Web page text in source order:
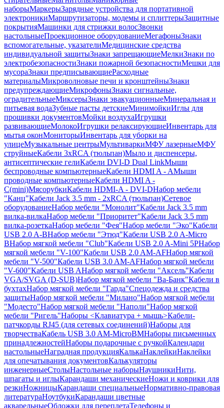
наборыМаркерыЗарядные устройства для портативной
электроникиМаршрутизаторы, модемы и сплиттерыЗащитные
покрытияМашинки для стрижки волосЗвонки
настольныеПроекционное оборудованиеМегафоныЗнаки
вспомогательные, указателиМедицинские средства
индивидуальной защитыЗнаки запрещающиеМелкиЗнаки по
электробезопасностиЗнаки пожарной безопасностиМешки для
мусораЗнаки предписывающиеРасходные
материалыМикроволновые печи и кронштейныЗнаки
предупреждающиеМикрофоныЗнаки сигнальные,
оградительныеМиксерыЗнаки эвакуационныеМинеральная и
питьевая водаЗубные пасты детскиеМинимойкиИглы для
прошивки документовМойки воздухаИгрушки
развивающиеМолокоИгрушки релаксирующиеИнвентарь для
мытья оконМониторыИнвентарь для уборки на
улицеМузыкальные центрыМультиваркиМФУ лазерныеМФУ
струйныеКабели 3xRCA (тюльпан)Мыло и диспенсеры,
антисептические гелиКабели DVI-D Dual LinkМыши
беспроводные компьютерныеКабели HDMI A - AМыши
проводные компьютерныеКабели HDMI A -
C(mini)МясорубкиКабели HDMI-A - DVI-DНабор мебели
"Канц"Кабели Jack 3.5 mm - 2xRCA (тюльпан)Сетевое
оборудованиеНабор мебели "Монолит"Кабели Jack 3.5 mm
вилка-вилкаНабор мебели "Приоритет"Кабели Jack 3.5 mm
вилка-розеткаНабор мебели "Фея"Набор мебели "Эко"Кабели
USB 2.0 A-BНабор мебели "Этюд"Кабели USB 2.0 A-Micro
BНабор мягкой мебели "Club"Кабели USB 2.0 A-Mini 5PНабор
мягкой мебели "V-100"Кабели USB 2.0 AM-AFНабор мягкой
мебели "V-500"Кабели USB 3.0 AM-AFНабор мягкой мебели
"V-600"Кабели USB AНабор мягкой мебели "Аксель"Кабели
VGA/SVGA (D-SUB)Набор мягкой мебели "Ва-Банк"Кабели в
бухтахНабор мягкой мебели "Гарда"Спецодежда и средства
защитыНабор мягкой мебели "Милано"Набор мягкой мебели
"Модесто"Набор мягкой мебели "Наполи"Набор мягкой
мебели "Ригель"Наборы <Клавиатура + мышь>Кабели-
патчкорды RJ45 (для сетевых соединений)Наборы для
творчестваКабель USB 3.0 AM-MicroBMНаборы письменных
принадлежностейНаборы подарочные с ручкойКалендари
настольныеНаградная продукцияКалькаНаклейкиНаклейки
для опечатывания документовКалькуляторы
инженерныеСтолыНастольные наборыНаушникиНити,
шпагаты и иглыКарандаши механическиеНожи и коврики для
резкиНожницыКарандаши специальныеНормативно-правовая
литератураНоутбукиКарандаши цветные
акварельныеОбложки для переплетаТелефоны и